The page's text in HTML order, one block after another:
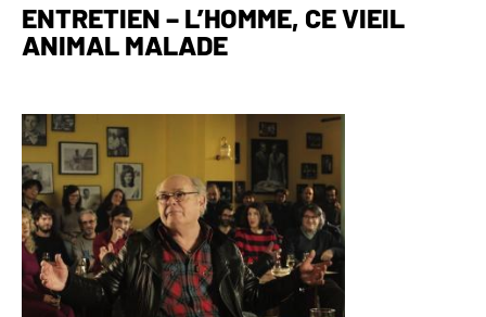
ENTRETIEN – L’HOMME, CE VIEIL
ANIMAL MALADE